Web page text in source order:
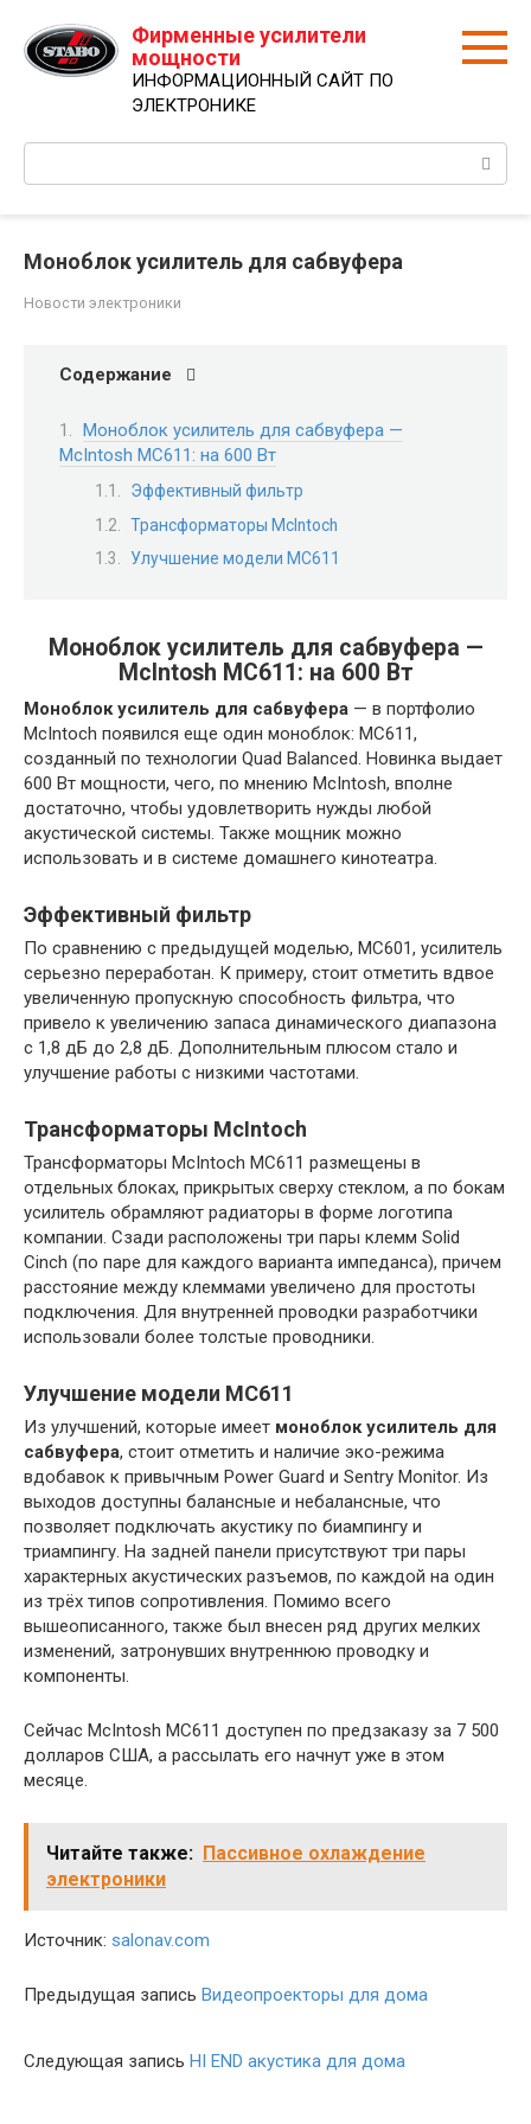
контенту
Фирменные усилители
мощности
ИНФОРМАЦИОННЫЙ САЙТ ПО
ЭЛЕКТРОНИКЕ
Поиск:
Моноблок усилитель для сабвуфера
Новости электроники
Содержание
Моноблок усилитель для сабвуфера —
McIntosh MC611: на 600 Вт
Эффективный фильтр
Трансформаторы McIntoch
Улучшение модели MC611
Моноблок усилитель для сабвуфера —
McIntosh MC611: на 600 Вт
Моноблок усилитель для сабвуфера — в портфолио
McIntoch появился еще один моноблок: MC611,
созданный по технологии Quad Balanced. Новинка выдает
600 Вт мощности, чего, по мнению McIntosh, вполне
достаточно, чтобы удовлетворить нужды любой
акустической системы. Также мощник можно
использовать и в системе домашнего кинотеатра.
Эффективный фильтр
По сравнению с предыдущей моделью, MC601, усилитель
серьезно переработан. К примеру, стоит отметить вдвое
увеличенную пропускную способность фильтра, что
привело к увеличению запаса динамического диапазона
с 1,8 дБ до 2,8 дБ. Дополнительным плюсом стало и
улучшение работы с низкими частотами.
Трансформаторы McIntoch
Трансформаторы McIntoch MC611 размещены в
отдельных блоках, прикрытых сверху стеклом, а по бокам
усилитель обрамляют радиаторы в форме логотипа
компании. Сзади расположены три пары клемм Solid
Cinch (по паре для каждого варианта импеданса), причем
расстояние между клеммами увеличено для простоты
подключения. Для внутренней проводки разработчики
использовали более толстые проводники.
Улучшение модели MC611
Из улучшений, которые имеет моноблок усилитель для
сабвуфера, стоит отметить и наличие эко-режима
вдобавок к привычным Power Guard и Sentry Monitor. Из
выходов доступны балансные и небалансные, что
позволяет подключать акустику по биампингу и
триампингу. На задней панели присутствуют три пары
характерных акустических разъемов, по каждой на один
из трёх типов сопротивления. Помимо всего
вышеописанного, также был внесен ряд других мелких
изменений, затронувших внутреннюю проводку и
компоненты.
Сейчас McIntosh MC611 доступен по предзаказу за 7 500
долларов США, а рассылать его начнут уже в этом
месяце.
Читайте также: Пассивное охлаждение
электроники
Источник: salonav.com
Предыдущая запись Видеопроекторы для дома
Следующая запись HI END акустика для дома